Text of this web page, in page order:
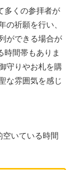
多くの参拝者が
の祈願を行い、
ができる場合が
時間帯もありま
守りやお札を購
な雰囲気を感じ
いている時間